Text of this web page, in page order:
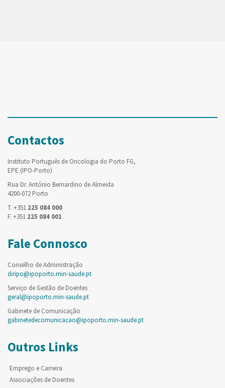
Contactos
Instituto Português de Oncologia do Porto FG,
EPE (IPO-Porto)
Rua Dr. António Bernardino de Almeida
4200-072 Porto
T. +351 225 084 000
F. +351 225 084 001
Fale Connosco
Conselho de Administração
diripo@ipoporto.min-saude.pt
Serviço de Gestão de Doentes
geral@ipoporto.min-saude.pt
Gabinete de Comunicação
gabinetedecomunicacao@ipoporto.min-saude.pt
Outros Links
Emprego e Carreira
Associações de Doentes